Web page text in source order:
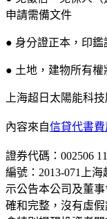
申請需備文件
● 身分證正本，印鑑
● 土地，建物所有權
上海超日太陽能科
內容來自信貸代書
證券代碼：002506
編號：2013-071上
示公告本公司及董
確和完整，沒有虛